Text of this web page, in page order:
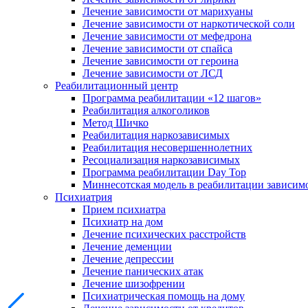
Лечение зависимости от марихуаны
Лечение зависимости от наркотической соли
Лечение зависимости от мефедрона
Лечение зависимости от спайса
Лечение зависимости от героина
Лечение зависимости от ЛСД
Реабилитационный центр
Программа реабилитации «12 шагов»
Реабилитация алкоголиков
Метод Шичко
Реабилитация наркозависимых
Реабилитация несовершеннолетних
Ресоциализация наркозависимых
Программа реабилитации Day Top
Миннесотская модель в реабилитации
Психиатрия
Прием психиатра
Психиатр на дом
Лечение психических расстройств
Лечение деменции
Лечение депрессии
Лечение панических атак
Лечение шизофрении
Психиатрическая помощь на дому